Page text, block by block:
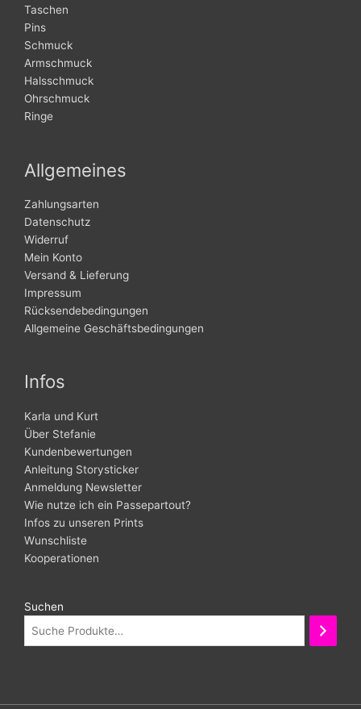
Taschen
Pins
Schmuck
Armschmuck
Halsschmuck
Ohrschmuck
Ringe
Allgemeines
Zahlungsarten
Datenschutz
Widerruf
Mein Konto
Versand & Lieferung
Impressum
Rücksendebedingungen
Allgemeine Geschäftsbedingungen
Infos
Karla und Kurt
Über Stefanie
Kundenbewertungen
Anleitung Storysticker
Anmeldung Newsletter
Wie nutze ich ein Passepartout?
Infos zu unseren Prints
Wunschliste
Kooperationen
Suchen